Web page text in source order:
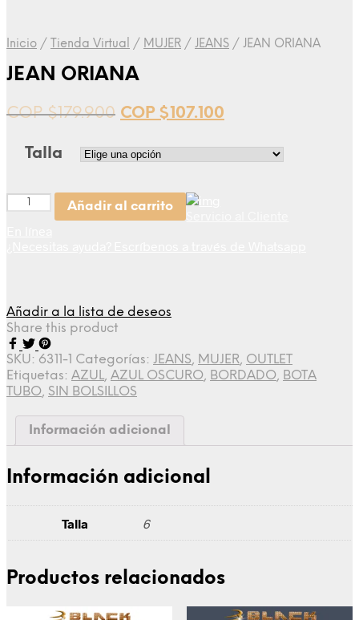
Inicio / Tienda Virtual / MUJER / JEANS / JEAN ORIANA
JEAN ORIANA
COP $179.900 COP $107.100
Talla
Cantidad
Añadir al carrito
Añadir a la lista de deseos
Share this product
SKU: 6311-1 Categorías: JEANS, MUJER, OUTLET
Etiquetas: AZUL, AZUL OSCURO, BORDADO, BOTA
TUBO, SIN BOLSILLOS
Información adicional
Información adicional
Talla 6
Productos relacionados